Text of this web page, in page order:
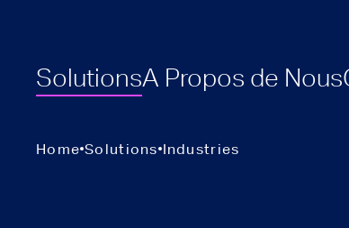
SolutionsA Propos de Nous
Home Solutions Industries